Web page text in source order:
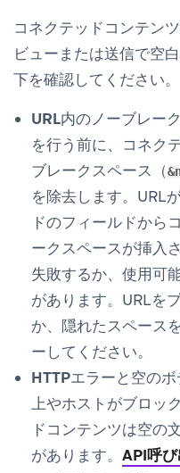
コネクテッドコンテン
ビューまたは送信で空
下を確認してください。
URL内のノーブレー
を行う前に、コネク
ブレークスペース（
を除去します。URL
ドのフィールドから
ークスペースが挿入
失敗するか、使用可
があります。URLを
か、隠れたスペース
ーしてください。
HTTPエラーと空の
上やホストがブロッ
ドコンテンツは空の
があります。 API呼